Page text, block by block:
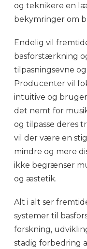
og teknikere en
bekymringer om
Endelig vil
basforstærkning
tilpasningsevne
Producenter vil
intuitive og
det nemt for
og tilpasse deres
vil der være en
mindre og mere
ikke begrænser
og æstetik.
Alt i alt ser
systemer til
forskning,
stadig forbedring